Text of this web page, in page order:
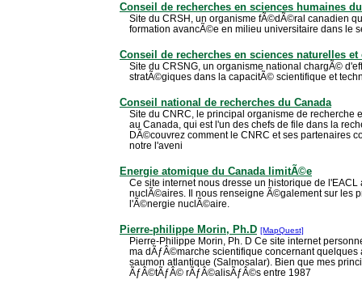
Conseil de recherches en sciences humaines
Site du CRSH, un organisme fÃ©dÃ©ral canadien
formation avancÃ©e en milieu universitaire dans le
Conseil de recherches en sciences naturelles
Site du CRSNG, un organisme national chargÃ©
stratÃ©giques dans la capacitÃ© scientifique et
Conseil national de recherches du Canada
Site du CNRC, le principal organisme de recherche
au Canada, qui est l'un des chefs de file dans la
DÃ©couvrez comment le CNRC et ses partenaires
notre l'aveni
Energie atomique du Canada limitÃ©e
Ce site internet nous dresse un historique de
nuclÃ©aires. Il nous renseigne Ã©galement sur les
l'Ã©nergie nuclÃ©aire.
Pierre-philippe Morin, Ph.D [MapQuest]
Pierre-Philippe Morin, Ph. D Ce site internet
ma dÃƒÂ©marche scientifique concernant quelques
saumon atlantique (Salmosalar). Bien que mes
ÃƒÂ©tÃƒÂ© rÃƒÂ©alisÃƒÂ©s entre 1987